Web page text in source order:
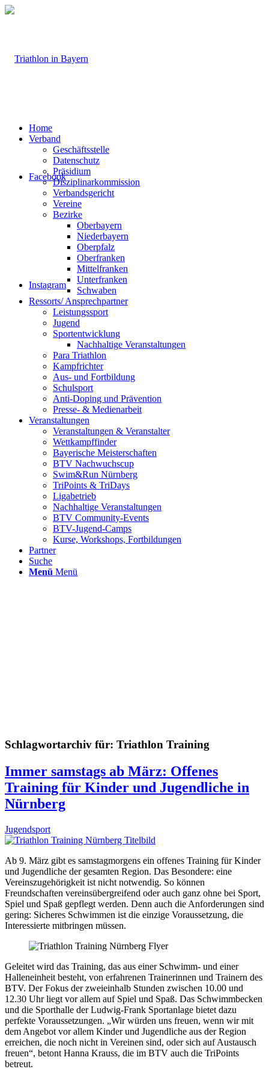
Facebook
Instagram
Home
Verband
Geschäftsstelle
Datenschutz
Präsidium
Disziplinarkommission
Verbandsgericht
Vereine
Bezirke
Oberbayern
Niederbayern
Oberpfalz
Oberfranken
Mittelfranken
Unterfranken
Schwaben
Ressorts/ Ansprechpartner
Leistungssport
Jugend
Sportentwicklung
Nachhaltige Veranstaltungen
Para Triathlon
Kampfrichter
Aus- und Fortbildung
Schulsport
Anti-Doping und Prävention
Presse- & Medienarbeit
Veranstaltungen
Veranstaltungen & Veranstalter
Wettkampffinder
Bayerische Meisterschaften
BTV Nachwuchscup
Swim&Run Nürnberg
TriPoints & TriDays
Ligabetrieb
Nachhaltige Veranstaltungen
BTV Community-Events
BTV-Jugend-Camps
Kurse, Workshops, Fortbildungen
Partner
Suche
Menü Menü
Schlagwortarchiv für: Triathlon Training
Immer samstags ab März: Offenes
Training für Kinder und Jugendliche in
Nürnberg
Jugendsport
Ab 9. März gibt es samstagmorgens ein offenes Training für Kinder
und Jugendliche der gesamten Region. Das Besondere: eine
Vereinszugehörigkeit ist nicht notwendig. So können
Freundschaften vereinsübergreifend oder auch ganz ohne bei Sport,
Spiel und Spaß gepflegt werden. Denn auch die Anforderungen sind
gering: Sicheres Schwimmen ist die einzige Voraussetzung, die
Interessierte mitbringen müssen.
Geleitet wird das Training, das aus einer Schwimm- und einer
Halleneinheit besteht, von erfahrenen Trainerinnen und Trainern des
BTV. Der Fokus der zweieinhalb Stunden zwischen 10.00 und
12.30 Uhr liegt vor allem auf Spiel und Spaß. Das Schwimmbecken
und die Sporthalle der Ludwig-Frank Sportanlage bietet dazu
perfekte Voraussetzungen. „Wir würden uns freuen, wenn wir mit
dem Angebot vor allem Kinder und Jugendliche aus der Region
erreichen, die noch nicht in Vereinen sind, oder sich auf Austausch
freuen“, betont Hanna Krauss, die im BTV auch die TriPoints
betreut.